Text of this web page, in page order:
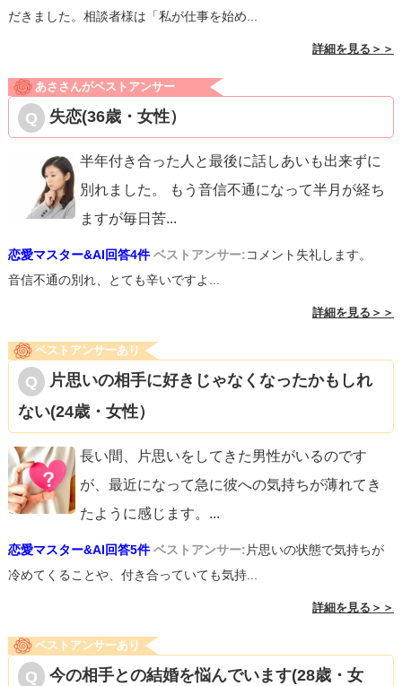
だきました。相談者様は「私が仕事を始め...
詳細を見る＞＞
あささんがベストアンサー
失恋(36歳・女性）
半年付き合った人と最後に話しあいも出来ずに
別れました。 もう音信不通になって半月が経ち
ますが毎日苦...
恋愛マスター&AI回答4件 ベストアンサー:コメント失礼します。
音信不通の別れ、とても辛いですよ...
詳細を見る＞＞
ベストアンサーあり
片思いの相手に好きじゃなくなったかもしれ
ない(24歳・女性）
長い間、片思いをしてきた男性がいるのです
が、最近になって急に彼への気持ちが薄れてき
たように感じます。 ...
恋愛マスター&AI回答5件 ベストアンサー:片思いの状態で気持ちが
冷めてくることや、付き合っていても気持...
詳細を見る＞＞
ベストアンサーあり
今の相手との結婚を悩んでいます(28歳・女